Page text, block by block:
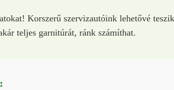
Korszerű szervizautóink lehetővé
teljes garnitúrát, ránk számíthat.